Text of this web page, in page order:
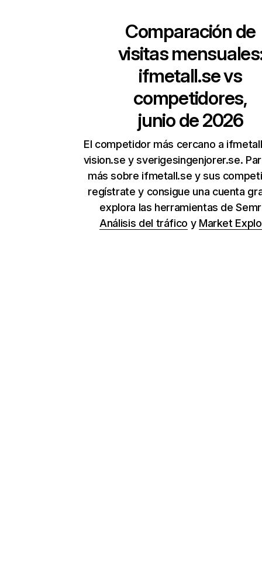
Comparación de
visitas
ifmetall.sevs
competidores,
junio de 2026
El competidor más cercano a
vision.se y sverigesingenjorer.se.
más sobre ifmetall.se y sus
regístrate y consigue una cuenta
explora las herramientas de
Análisis del tráfico y Market